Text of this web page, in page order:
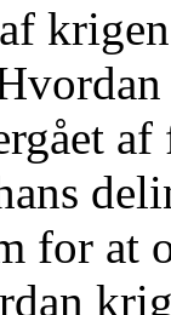
for at